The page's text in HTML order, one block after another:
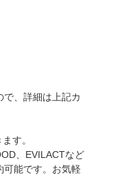
で、詳細は上記カ
す。
、EVILACTなど
可能です。お気軽